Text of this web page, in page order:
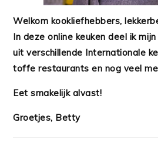
Welkom kookliefhebbers,
In deze online keuken deel ik
uit verschillende Internationale
toffe restaurants en nog veel
Eet smakelijk alvast!
Groetjes, Betty